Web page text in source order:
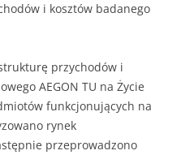
i kosztów badanego
przychodów i
AEGON TU na Życie
funkcjonujących na
rynek
przeprowadzono